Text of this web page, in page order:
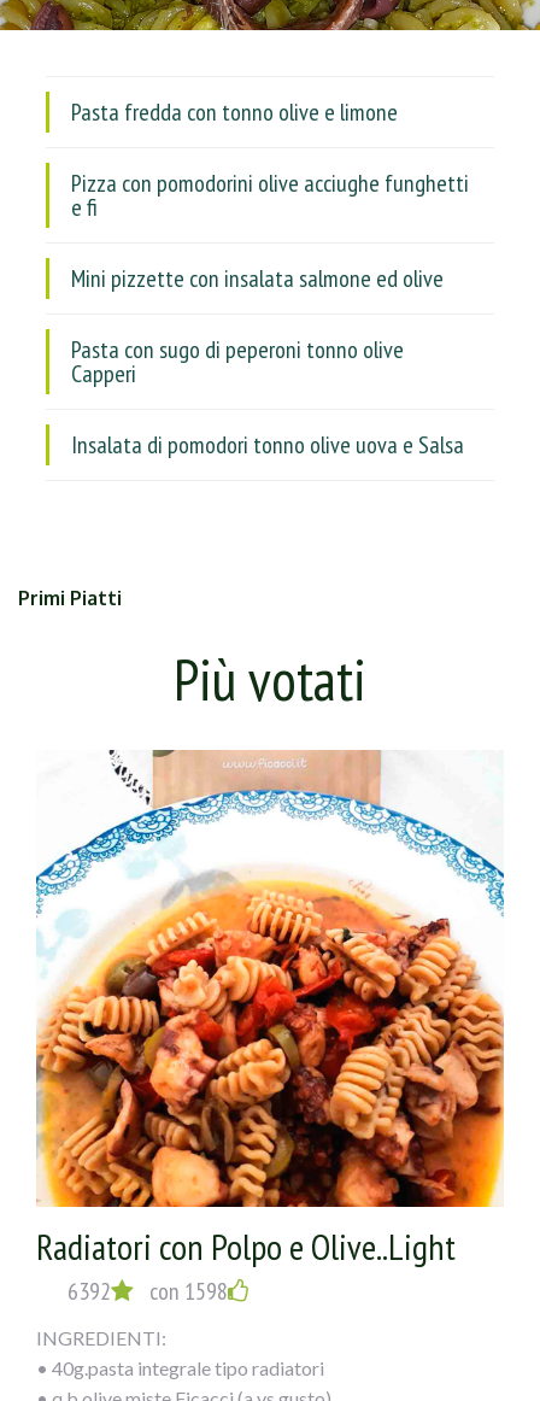
Pasta fredda con tonno olive e limone
Pizza con pomodorini olive acciughe funghetti
e fi
Mini pizzette con insalata salmone ed olive
Pasta con sugo di peperoni tonno olive
Capperi
Insalata di pomodori tonno olive uova e Salsa
Primi Piatti
Più votati
Radiatori con Polpo e Olive..Light
6392 con 1598
INGREDIENTI:
• 40g.pasta integrale tipo radiatori